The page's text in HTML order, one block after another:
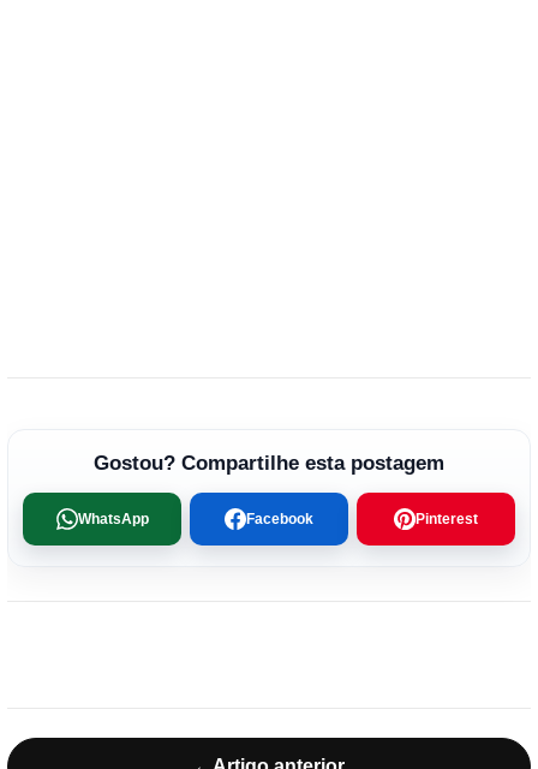
Gostou? Compartilhe esta postagem
WhatsApp Facebook Pinterest